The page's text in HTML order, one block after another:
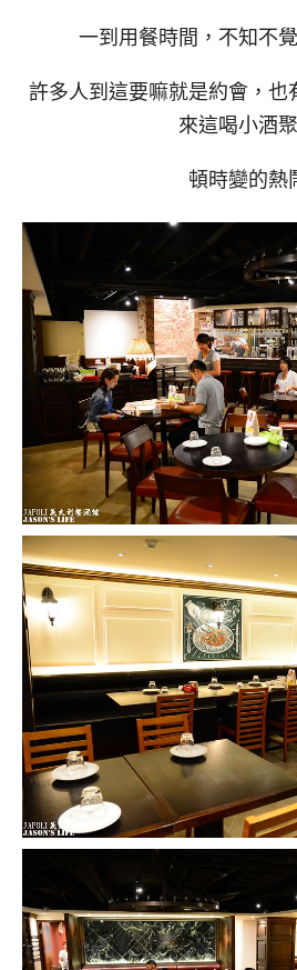
一到用餐時間，不知不
許多人到這要嘛就是約會，也
來這喝小酒
頓時變的熱